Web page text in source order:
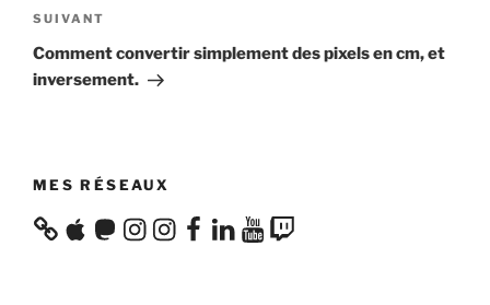
Article
suivant
SUIVANT
Comment convertir simplement des pixels en cm, et
inversement.
MES RÉSEAUX
AppleMastodon
Instagram
Instagram
Facebook
LinkedIn
YouTube
Twitch